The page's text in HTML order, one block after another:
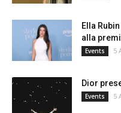
Ella
alla
Events 5
Dior
Events 5